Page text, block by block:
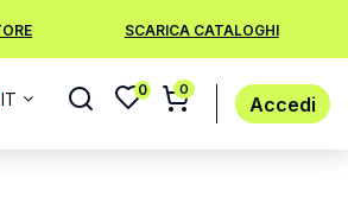
SCARICA CATALOGHI
IT 0 0
Accedi